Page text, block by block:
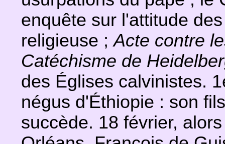
enquête sur l'attitude
religieuse ;Acte contre
Catéchisme de
des Églises calvinistes.
négus d'Éthiopie : son
succède. 18 février,